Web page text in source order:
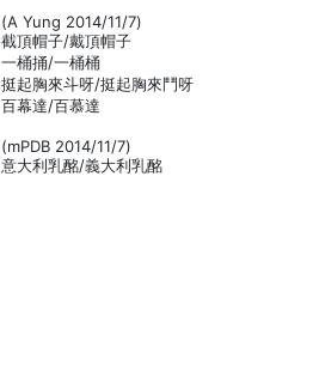
(A Yung 2014/11/7)
截頂帽子/戴頂帽子
一桶捅/一桶桶
挺起胸來斗呀/挺起胸來鬥呀
百幕達/百慕達
(mPDB 2014/11/7)
意大利乳酩/義大利乳酩